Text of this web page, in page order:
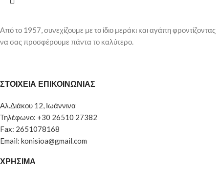
Από το 1957, συνεχίζουμε με το ίδιο μεράκι και αγάπη φροντίζοντας
να σας προσφέρουμε πάντα το καλύτερο.
ΣΤΟΙΧΕΙΑ ΕΠΙΚΟΙΝΩΝΙΑΣ
Αλ.Διάκου 12, Ιωάννινα
Τηλέφωνο: +30 26510 27382
Fax: 2651078168
Email: konisioa@gmail.com
ΧΡΗΣΙΜΑ